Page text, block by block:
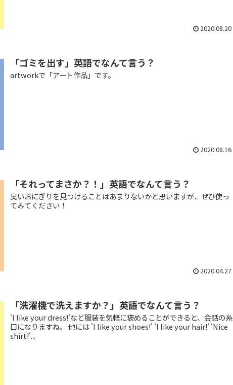
2020.08.20
「ゴミを出す」英語でなんて言う？
artworkで「アート作品」です。
2020.08.16
「それってまさか？！」英語でなんて言う？
臭いおにぎりを見つけることはあまりないかと思いますが、ぜひ使っ
てみてください！
2020.04.27
「洗濯機で洗えますか？」英語でなんて言う？
'I like your dress!'など服装を気軽に褒めることができると、会話の糸
口になりますね。 他には 'I like your shoes!' 'I like your hair!' 'Nice
shirt!'...